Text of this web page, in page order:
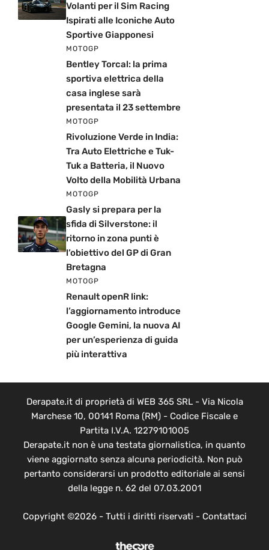
Volanti per il Sim Racing
Ispirati alle Iconiche Auto
Sportive Giapponesi
MOTOGP
Bentley Torcal: la prima
sportiva elettrica della
casa inglese sarà
presentata il 23 settembre
MOTOGP
Rivoluzione Verde in India:
Tra Auto Elettriche e Tuk-
Tuk a Batteria, il Nuovo
Volto della Mobilità Urbana
MOTOGP
Gasly si prepara per la
sfida di Silverstone: il
ritorno in zona punti è
l’obiettivo del GP di Gran
Bretagna
MOTOGP
Renault openR link:
l’aggiornamento introduce
Google Gemini, la nuova AI
per un’esperienza di guida
più interattiva
Derapate.it di proprietà di WEB 365 SRL - Via Nicola
Marchese 10, 00141 Roma (RM) - Codice Fiscale e
Partita I.V.A. 12279101005
Derapate.it non è una testata giornalistica, in quanto
viene aggiornato senza alcuna periodicità. Non può
pertanto considerarsi un prodotto editoriale ai sensi
della legge n. 62 del 07.03.2001
Copyright ©2026 - Tutti i diritti riservati - Contattaci